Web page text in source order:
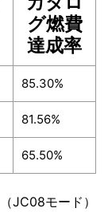
グ燃費
達成率
85.30%
81.56%
65.50%
（JC08モード）